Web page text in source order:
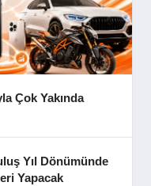
Çok Yakında
Yıl Dönümünde
Yapacak